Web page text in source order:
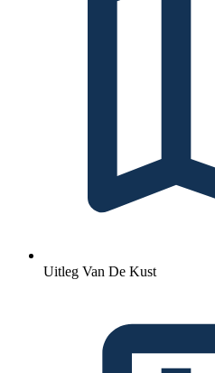
Uitleg Van De Kust